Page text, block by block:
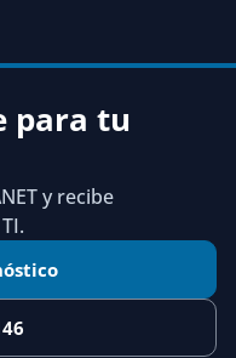
para tu
y recibe